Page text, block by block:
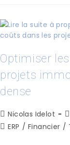
Optimiser
projets
dense
Nicolas Idelot
ERP / Financier /